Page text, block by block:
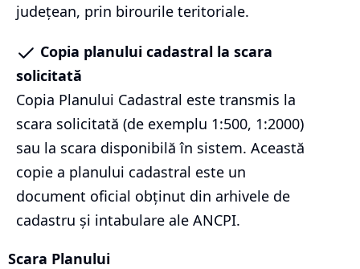
județean, prin birourile teritoriale.
Copia planului cadastral la scara
solicitată
Copia Planului Cadastral este transmis la
scara solicitată (de exemplu 1:500, 1:2000)
sau la scara disponibilă în sistem. Această
copie a planului cadastral este un
document oficial obținut din arhivele de
cadastru și intabulare ale ANCPI.
Scara Planului